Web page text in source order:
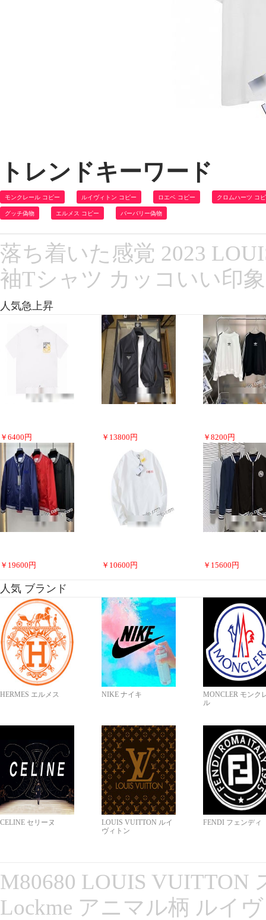
トレンドキーワード
モンクレール コピー ルイヴィトン コピー ロエベ コピー クロムハーツ コ
グッチ偽物 エルメス コピー バーバリー偽物
落ち着いた感覚 2023
袖Tシャツ カッコいい印
人気急上昇
￥ 6400 円 ￥ 13800 円 ￥ 8200 円
￥ 19600 円 ￥ 10600 円 ￥ 15600 円
人気 ブランド
HERMES エルメス NIKE ナイキ
MONCLER モンク
ル
CELINE セリーヌ
LOUIS VUITTON ルイ
ヴィトン
FENDI フェンディ
M80680 LOUIS VUITTON
Lockme アニマル柄 ルイ